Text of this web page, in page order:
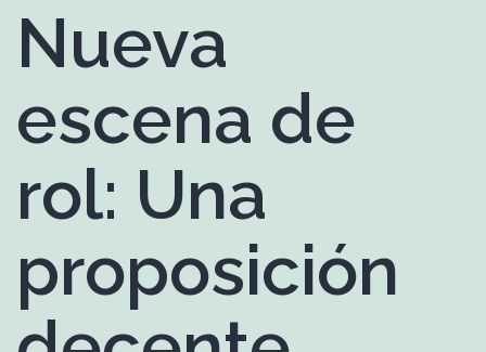
Nueva
escena de
rol: Una
proposición